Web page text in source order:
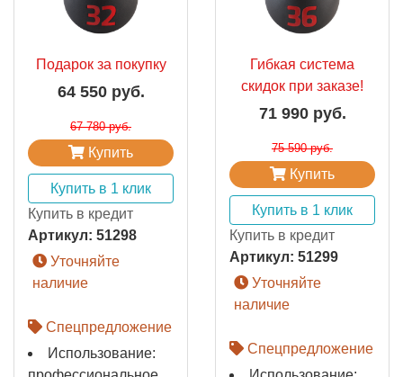
Подарок за покупку
64 550 руб.
67 780 руб.
Купить
Купить в 1 клик
Купить в кредит
Артикул: 51298
Уточняйте
наличие
Спецпредложение
Использование:
Гибкая система
скидок при заказе!
71 990 руб.
75 590 руб.
Купить
Купить в 1 клик
Купить в кредит
Артикул: 51299
Уточняйте
наличие
Спецпредложение